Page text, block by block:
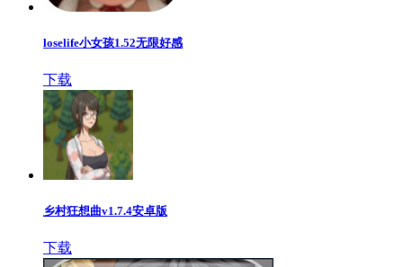
loselife小女孩1.52无限好感
下载
乡村狂想曲v1.7.4安卓版
下载